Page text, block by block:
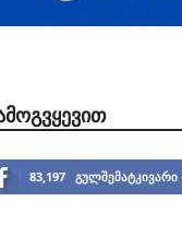
83,197 გულშემატკივარი